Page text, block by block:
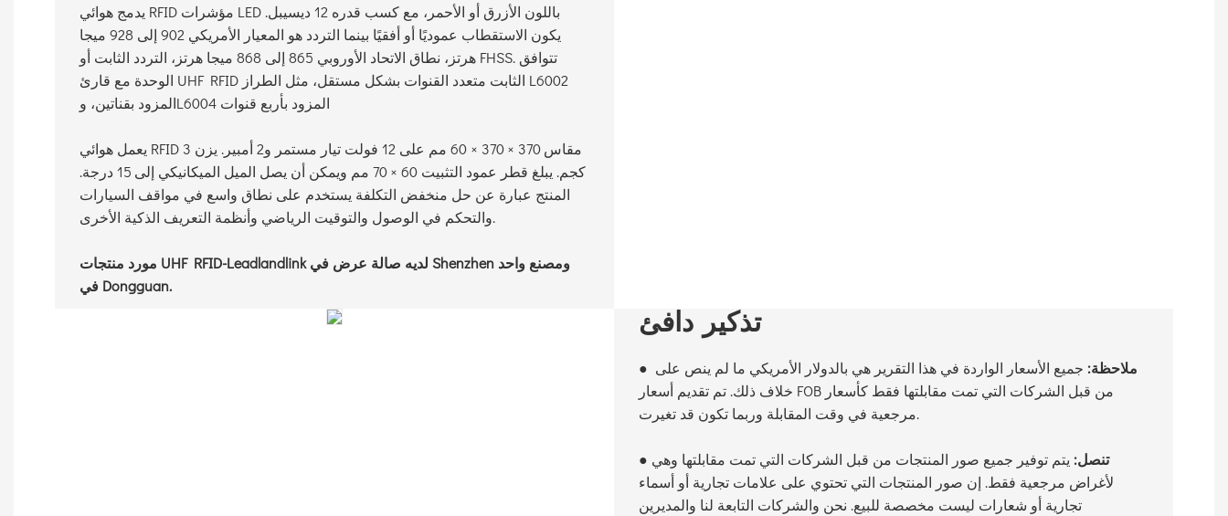
يدمج هوائي RFID مؤشرات LED باللون الأزرق أو الأحمر، مع كسب قدره 12 ديسيبل.
يكون الاستقطاب عموديًا أو أفقيًا بينما التردد هو المعيار الأمريكي 902 إلى 928 ميجا
هرتز، نطاق الاتحاد الأوروبي 865 إلى 868 ميجا هرتز، التردد الثابت أو FHSS. تتوافق
الوحدة مع قارئ UHF RFID الثابت متعدد القنوات بشكل مستقل، مثل الطراز L6002
يعمل هوائي RFID مقاس 370 × 370 × 60 مم على 12 فولت تيار مستمر و2 أمبير. يزن 3
كجم. يبلغ قطر عمود التثبيت 60 × 70 مم ويمكن أن يصل الميل الميكانيكي إلى 15 درجة.
المنتج عبارة عن حل منخفض التكلفة يستخدم على نطاق واسع في مواقف السيارات
والتحكم في الوصول والتوقيت الرياضي وأنظمة التعريف الذكية الأخرى.
مورد منتجات UHF RFID-Leadlandlink لديه صالة عرض في Shenzhen ومصنع واحد
في Dongguan.
تذكير دافئ
● ملاحظة: جميع الأسعار الواردة في هذا التقرير هي بالدولار الأمريكي ما لم ينص على
خلاف ذلك. تم تقديم أسعار FOB من قبل الشركات التي تمت مقابلتها فقط كأسعار
مرجعية في وقت المقابلة وربما تكون قد تغيرت.
● تنصل: يتم توفير جميع صور المنتجات من قبل الشركات التي تمت مقابلتها وهي
لأغراض مرجعية فقط. إن صور المنتجات التي تحتوي على علامات تجارية أو أسماء
تجارية أو شعارات ليست مخصصة للبيع. نحن والشركات التابعة لنا والمديرين